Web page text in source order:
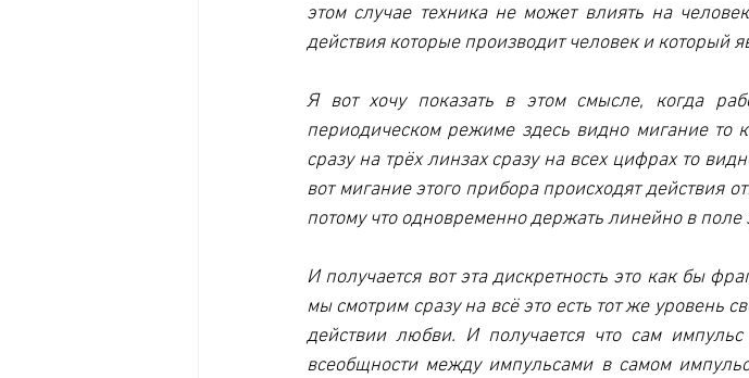
этом случае техника не может влиять на
действия которые производит человек и который
Я вот хочу показать в этом смысле, когда
периодическом режиме здесь видно мигание то
сразу на трёх линзах сразу на всех цифрах то
вот мигание этого прибора происходят действия
потому что одновременно держать линейно в поле
И получается вот эта дискретность это как бы
мы смотрим сразу на всё это есть тот же уровень
действии любви. И получается что сам импульс
всеобщности между импульсами в самом